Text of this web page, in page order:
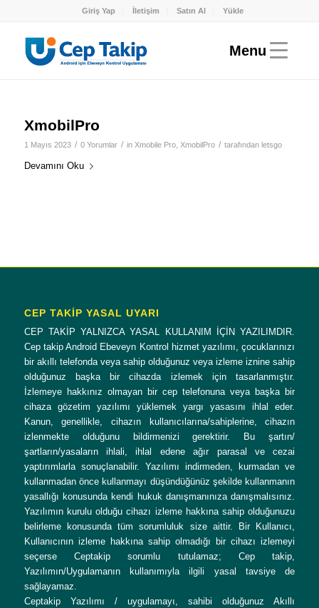
Giriş Yap İletişim Satın Al Yükle
XmobilPro
1 Mayıs 2023 / 0 Yorumlar / in Xmobile Pro, XmobilPro / tarafından letsgo
Devamını Oku
CEP TAKİP YASAL UYARI
CEP TAKİP YALNIZCA YASAL KULLANIM İÇİN YAZILIMDIR.
Cep takip Android Ebeveyn Kontrol hizmet yazılımı, çocuklarınızı
bir akıllı telefonda veya sahip olduğunuz veya izleme iznine sahip
olduğunuz başka bir cihazda izlemek için tasarlanmıştır.
İzlemeye hakkınız olmayan bir cep telefonuna veya başka bir
cihaza gözetim yazılımı yüklemek yargı yasasını ihlal eder.
Kanun, genellikle, cihazın kullanıcılarına/sahiplerine, cihazın
izlenmekte olduğunu bildirmenizi gerektirir. Bu şartın/
şartların/yasaların ihlali, ihlal edene ağır parasal ve cezai
yaptırımlarla sonuçlanabilir. Yazılımı indirmeden, kurmadan ve
kullanmadan önce kullanmayı düşündüğünüz şekilde kullanmanın
yasallığı konusunda kendi hukuk danışmanınıza danışmalısınız.
Yazılımın kurulu olduğu cihazı izleme hakkına sahip olduğunuzu
belirleme konusunda tüm sorumluluk size aittir. Bir Kullanıcı,
Kullanıcının izleme hakkına sahip olmadığı bir cihazı izlemeyi
seçerse Ceptakip sorumlu tutulamaz; Cep takip,
Yazılımın/Uygulamanın kullanımıyla ilgili yasal tavsiye de
sağlayamaz.
Ceptakip Yazılımı / uygulamayı, sahibi olduğunuz Akıllı